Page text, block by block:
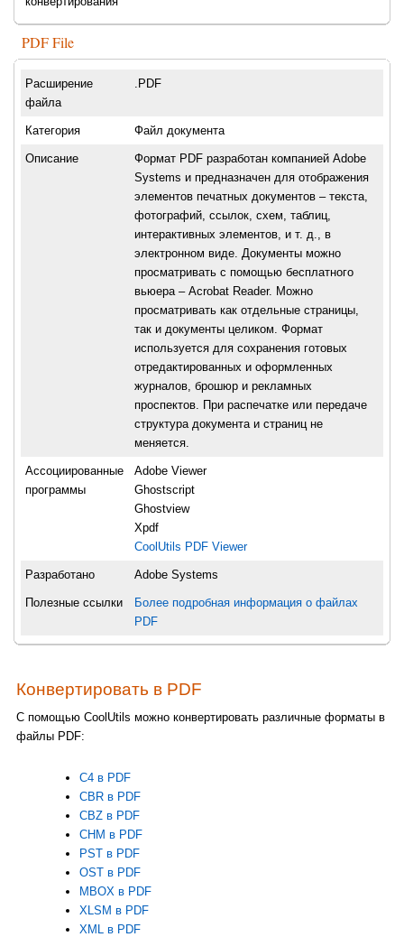
PDF File
Расширение
файла
.PDF
Категория Файл документа
Описание
Формат PDF разработан компанией Adobe
Systems и предназначен для отображения
элементов печатных документов – текста,
фотографий, ссылок, схем, таблиц,
интерактивных элементов, и т. д., в
электронном виде. Документы можно
просматривать с помощью бесплатного
вьюера – Acrobat Reader. Можно
просматривать как отдельные страницы,
так и документы целиком. Формат
используется для сохранения готовых
отредактированных и оформленных
журналов, брошюр и рекламных
проспектов. При распечатке или передаче
структура документа и страниц не
меняется.
Ассоциированные
программы
Adobe Viewer
Ghostscript
Ghostview
Xpdf
CoolUtils PDF Viewer
Разработано Adobe Systems
Полезные ссылки
Более подробная информация о файлах
PDF
Конвертировать в PDF
С помощью CoolUtils можно конвертировать различные форматы в
файлы PDF:
C4 в PDF
CBR в PDF
CBZ в PDF
CHM в PDF
PST в PDF
OST в PDF
MBOX в PDF
XLSM в PDF
XML в PDF